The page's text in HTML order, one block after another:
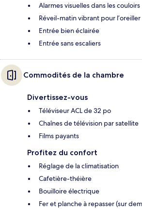
Alarmes visuelles dans les couloirs
Réveil-matin vibrant pour l’oreiller
Entrée bien éclairée
Entrée sans escaliers
Commodités de la chambre
Divertissez-vous
Téléviseur ACL de 32 po
Chaînes de télévision par satellite
Films payants
Profitez du confort
Réglage de la climatisation
Cafetière-théière
Bouilloire électrique
Fer et planche à repasser (sur